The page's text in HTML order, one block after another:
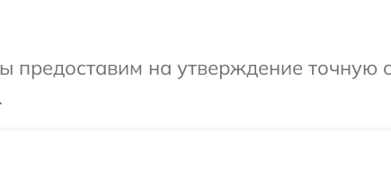
предоставим на утверждение точную